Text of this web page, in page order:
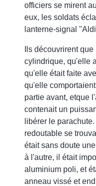
officiers se mirent
eux, les soldats
lanterne-signal
Ils découvrirent
cylindrique, qu'elle
qu'elle était faite
qu'elle
partie avant, etque
contenait un
libérer le
redoutable se
était sans doute
à l'autre, il était
aluminium poli, et
anneau vissé et